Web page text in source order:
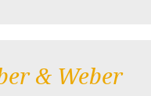
& Weber